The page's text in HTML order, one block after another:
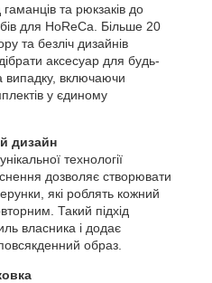
гаманців та рюкзаків до
для HoReCa. Більше 20
та безліч дизайнів
аксесуар для будь-
випадку, включаючи
у єдиному
дизайн
технології
дозволяє створювати
які роблять кожний
Такий підхід
власника і додає
образ.